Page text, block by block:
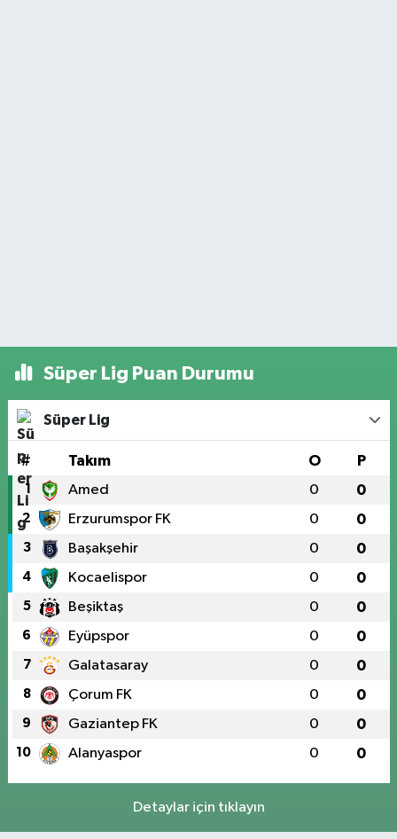
Süper Lig Puan Durumu
Süper Lig
# Takım O P
1 Amed 0 0
2 Erzurumspor FK 0 0
3 Başakşehir 0 0
4 Kocaelispor 0 0
5 Beşiktaş 0 0
6 Eyüpspor 0 0
7 Galatasaray 0 0
8 Çorum FK 0 0
9 Gaziantep FK 0 0
10 Alanyaspor 0 0
Detaylar için tıklayın